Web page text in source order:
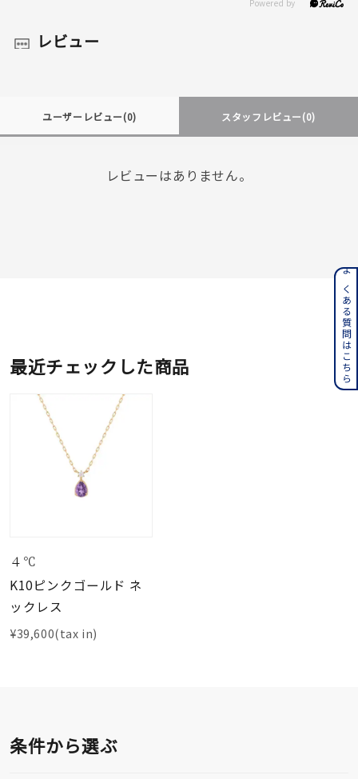
レビュー
ユーザーレビュー(0) スタッフレビュー(0)
レビューはありません。
最近チェックした商品
４℃
K10ピンクゴールド ネ
ックレス
¥39,600(tax in)
条件から選ぶ
よくある質問はこちら